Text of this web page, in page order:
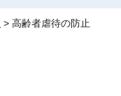
> 高齢者虐待の防止